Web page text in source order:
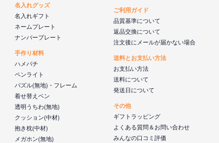
名入れグッズ
名入れギフト
ネームプレート
ナンバープレート
手作り材料
ハメパチ
ペンライト
パズル(無地)・フレーム
着せ替えペン
透明うちわ(無地)
クッション(中材)
抱き枕(中材)
メガホン(無地)
ご利用ガイド
品質基準について
返品交換について
注文後にメールが届かない場合
送料とお支払い方法
お支払い方法
送料について
発送日について
その他
ギフトラッピング
よくある質問＆お問い合わせ
みんなの口コミ評価